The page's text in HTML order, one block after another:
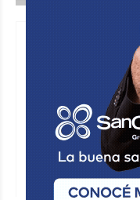
Un auto
árbol
JORGE TRIBOULEY